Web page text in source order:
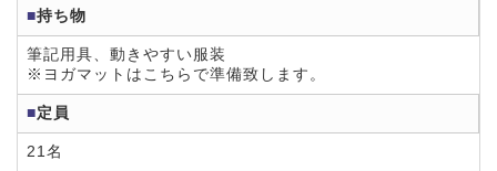
■持ち物
筆記用具、動きやすい服装
※ヨガマットはこちらで準備致します。
■定員
21名